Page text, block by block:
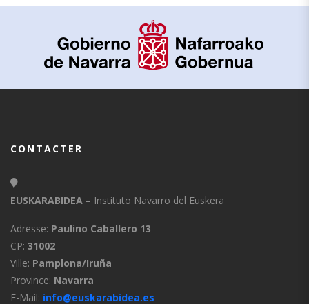
CONTACTER
EUSKARABIDEA – Instituto Navarro del Euskera
Adresse: Paulino Caballero 13
CP: 31002
Ville: Pamplona/Iruña
Province: Navarra
E-Mail: info@euskarabidea.es